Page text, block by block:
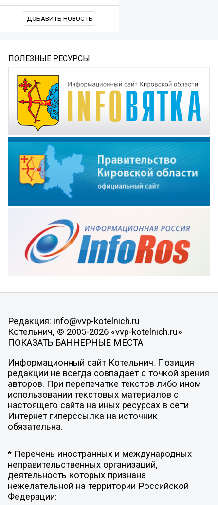
ДОБАВИТЬ НОВОСТЬ
ПОЛЕЗНЫЕ РЕСУРСЫ
Редакция: info@vvp-kotelnich.ru
Котельнич, © 2005-2026 «vvp-kotelnich.ru»
ПОКАЗАТЬ БАННЕРНЫЕ МЕСТА
Информационный сайт Котельнич. Позиция
редакции не всегда совпадает с точкой зрения
авторов. При перепечатке текстов либо ином
использовании текстовых материалов с
настоящего сайта на иных ресурсах в сети
Интернет гиперссылка на источник
обязательна.
* Перечень иностранных и международных
неправительственных организаций,
деятельность которых признана
нежелательной на территории Российской
Федерации: